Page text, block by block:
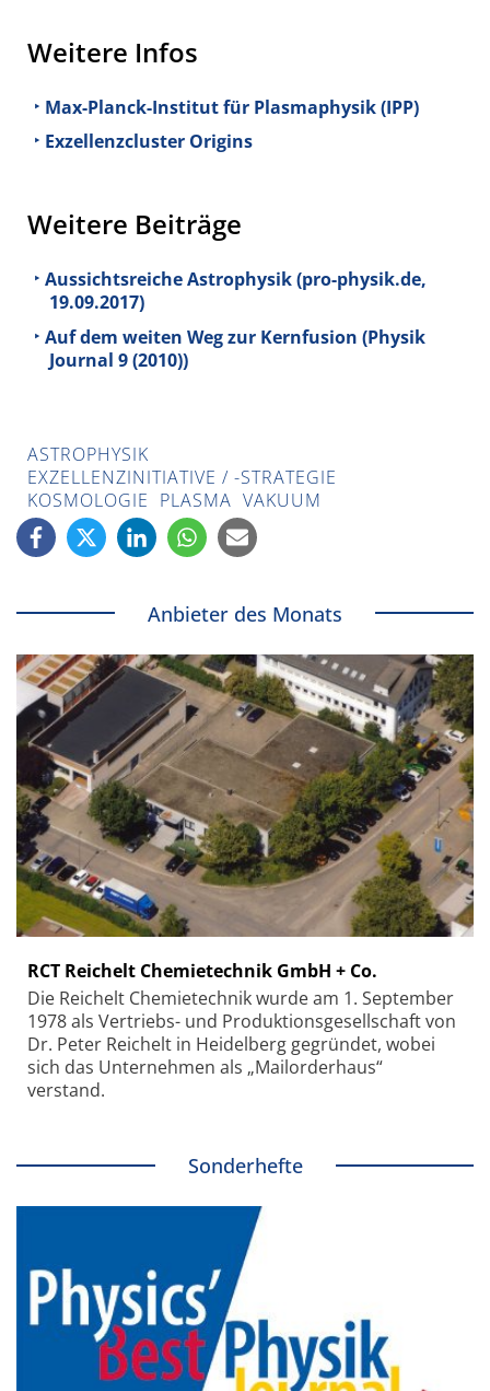
Weitere Infos
Max-Planck-Institut für Plasmaphysik (IPP)
Exzellenzcluster Origins
Weitere Beiträge
Aussichtsreiche Astrophysik (pro-physik.de,
19.09.2017)
Auf dem weiten Weg zur Kernfusion (Physik
Journal 9 (2010))
ASTROPHYSIK
EXZELLENZINITIATIVE / -STRATEGIE
KOSMOLOGIE PLASMA VAKUUM
Anbieter des Monats
RCT Reichelt Chemietechnik GmbH + Co.
Die Reichelt Chemietechnik wurde am 1. September
1978 als Vertriebs- und Produktionsgesellschaft von
Dr. Peter Reichelt in Heidelberg gegründet, wobei
sich das Unternehmen als „Mailorderhaus“
verstand.
Sonderhefte